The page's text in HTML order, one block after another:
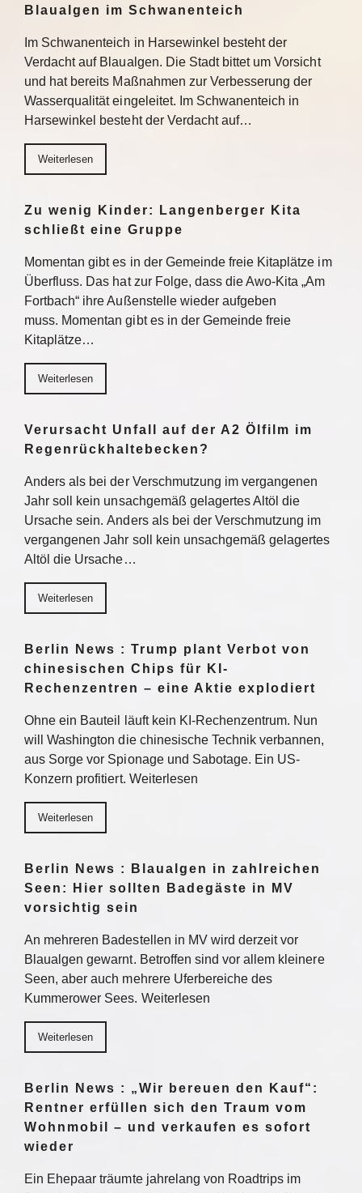
Blaualgen im Schwanenteich
Im Schwanenteich in Harsewinkel besteht der
Verdacht auf Blaualgen. Die Stadt bittet um Vorsicht
und hat bereits Maßnahmen zur Verbesserung der
Wasserqualität eingeleitet. Im Schwanenteich in
Harsewinkel besteht der Verdacht auf…
Weiterlesen
Zu wenig Kinder: Langenberger Kita
schließt eine Gruppe
Momentan gibt es in der Gemeinde freie Kitaplätze im
Überfluss. Das hat zur Folge, dass die Awo-Kita „Am
Fortbach“ ihre Außenstelle wieder aufgeben
muss. Momentan gibt es in der Gemeinde freie
Kitaplätze…
Weiterlesen
Verursacht Unfall auf der A2 Ölfilm im
Regenrückhaltebecken?
Anders als bei der Verschmutzung im vergangenen
Jahr soll kein unsachgemäß gelagertes Altöl die
Ursache sein. Anders als bei der Verschmutzung im
vergangenen Jahr soll kein unsachgemäß gelagertes
Altöl die Ursache…
Weiterlesen
Berlin News : Trump plant Verbot von
chinesischen Chips für KI-
Rechenzentren – eine Aktie explodiert
Ohne ein Bauteil läuft kein KI-Rechenzentrum. Nun
will Washington die chinesische Technik verbannen,
aus Sorge vor Spionage und Sabotage. Ein US-
Konzern profitiert. Weiterlesen
Weiterlesen
Berlin News : Blaualgen in zahlreichen
Seen: Hier sollten Badegäste in MV
vorsichtig sein
An mehreren Badestellen in MV wird derzeit vor
Blaualgen gewarnt. Betroffen sind vor allem kleinere
Seen, aber auch mehrere Uferbereiche des
Kummerower Sees. Weiterlesen
Weiterlesen
Berlin News : „Wir bereuen den Kauf“:
Rentner erfüllen sich den Traum vom
Wohnmobil – und verkaufen es sofort
wieder
Ein Ehepaar träumte jahrelang von Roadtrips im